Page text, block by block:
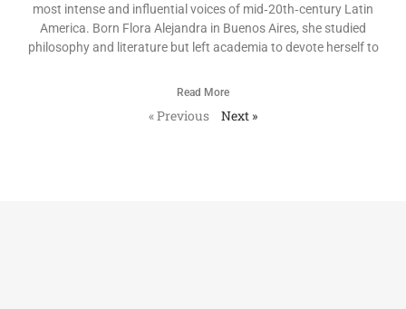
most intense and influential voices of mid‑20th‑century Latin
America. Born Flora Alejandra in Buenos Aires, she studied
philosophy and literature but left academia to devote herself to
Read More
« Previous Next »